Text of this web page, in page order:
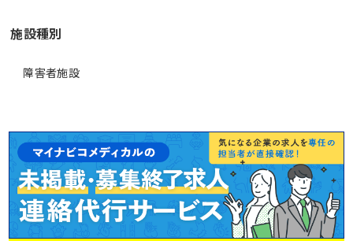
施設種別
障害者施設